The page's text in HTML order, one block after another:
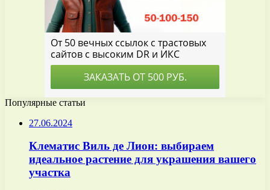
Популярные статьи
27.06.2024
Клематис Виль де Лион: выбираем
идеальное растение для украшения вашего
участка